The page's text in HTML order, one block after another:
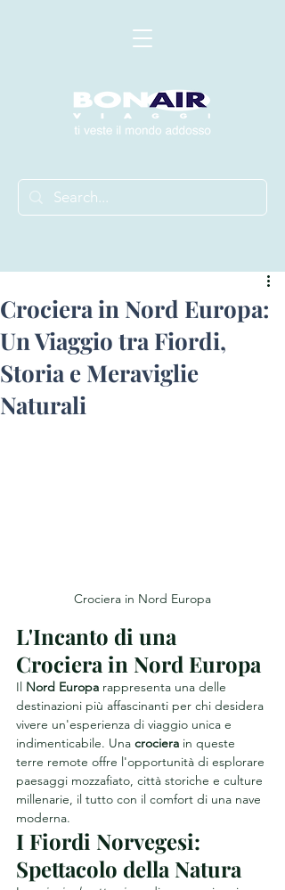
Crociera in Nord Europa:
Un Viaggio tra Fiordi,
Storia e Meraviglie
Naturali
Crociera in Nord Europa
L'Incanto di una
Crociera in Nord Europa
Il Nord Europa rappresenta una delle
destinazioni più affascinanti per chi desidera
vivere un'esperienza di viaggio unica e
indimenticabile. Una crociera in queste
terre remote offre l'opportunità di esplorare
paesaggi mozzafiato, città storiche e culture
millenarie, il tutto con il comfort di una nave
moderna.
I Fiordi Norvegesi:
Spettacolo della Natura